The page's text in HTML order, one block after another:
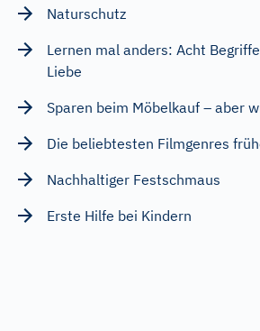
Naturschutz
Lernen mal anders: Acht
Liebe
Sparen beim Möbelkauf – aber
Die beliebtesten Filmgenres
Nachhaltiger Festschmaus
Erste Hilfe bei Kindern